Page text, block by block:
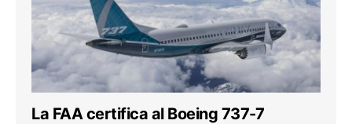
La FAA certifica al Boeing 737-7